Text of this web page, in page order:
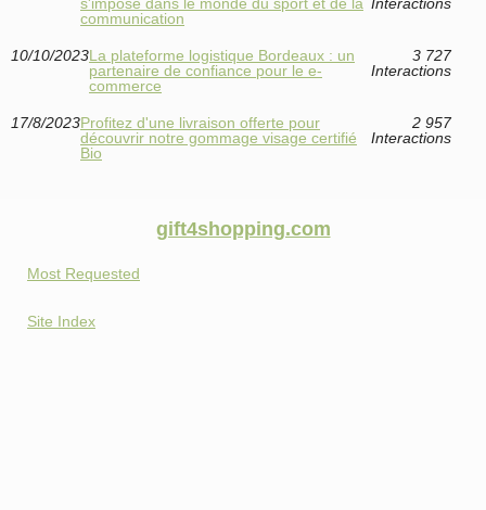
s'impose dans le monde du sport et de la
communication
Interactions
10/10/2023La plateforme logistique Bordeaux : un
partenaire de confiance pour le e-
commerce
3 727
Interactions
17/8/2023Profitez d'une livraison offerte pour
découvrir notre gommage visage certifié
Bio
2 957
Interactions
gift4shopping.com
Most Requested
Site Index